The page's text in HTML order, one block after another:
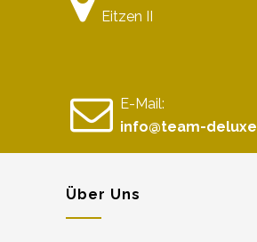
Eitzen II
E-Mail:
info@team-
Über Uns